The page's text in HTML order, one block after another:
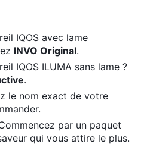
IQOS avec lame
INVO Original.
IQOS ILUMA sans lame ?
.
le nom exact de votre
par un paquet
qui vous attire le plus.